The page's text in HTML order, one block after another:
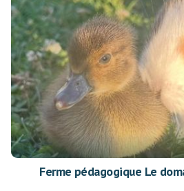
Ferme pédagogique Le